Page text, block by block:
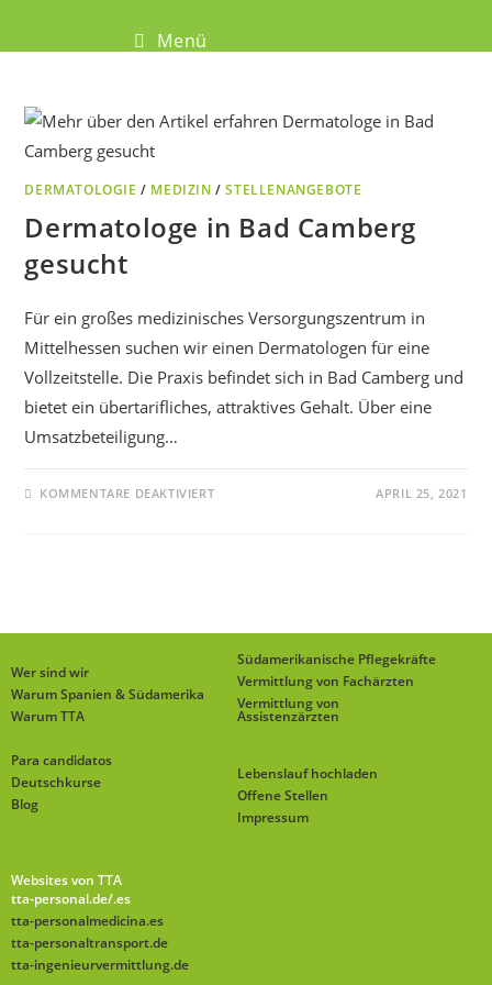
Menü
DERMATOLOGIE / MEDIZIN /STELLENANGEBOTE
Dermatologe in Bad Camberg
gesucht
Für ein großes medizinisches Versorgungszentrum in
Mittelhessen suchen wir einen Dermatologen für eine
Vollzeitstelle. Die Praxis befindet sich in Bad Camberg und
bietet ein übertarifliches, attraktives Gehalt. Über eine
Umsatzbeteiligung…
KOMMENTARE DEAKTIVIERT APRIL 25, 2021
Wer sind wir
Warum Spanien & Südamerika
Warum TTA
Südamerikanische Pflegekräfte
Vermittlung von Fachärzten
Vermittlung von
Assistenzärzten
Para candidatos
Deutschkurse
Blog
Lebenslauf hochladen
Offene Stellen
Impressum
Websites von TTA
tta-personal.de/.es
tta-personalmedicina.es
tta-personaltransport.de
tta-ingenieurvermittlung.de